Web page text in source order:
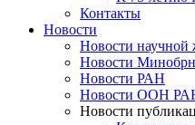
Контакты
Новости
Новости
Новости
Новости РАН
Новости ООН
Новости